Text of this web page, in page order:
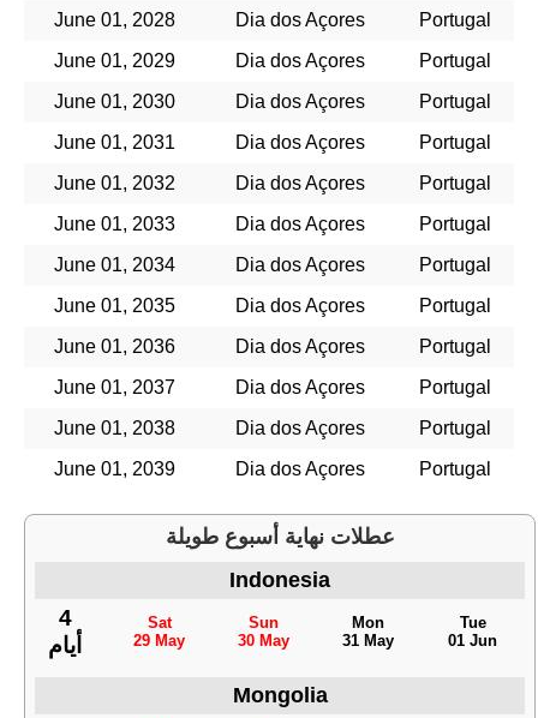
June 01, 2028
Dia dos Açores
Portugal
June 01, 2029
Dia dos Açores
Portugal
June 01, 2030
Dia dos Açores
Portugal
June 01, 2031
Dia dos Açores
Portugal
June 01, 2032
Dia dos Açores
Portugal
June 01, 2033
Dia dos Açores
Portugal
June 01, 2034
Dia dos Açores
Portugal
June 01, 2035
Dia dos Açores
Portugal
June 01, 2036
Dia dos Açores
Portugal
June 01, 2037
Dia dos Açores
Portugal
June 01, 2038
Dia dos Açores
Portugal
June 01, 2039
Dia dos Açores Portugal
عطلات نهاية أسبوع طويلة
Indonesia
4
أيام
Sat
29 May
Sun
30 May
Mon
31 May
Tue
01 Jun
Mongolia